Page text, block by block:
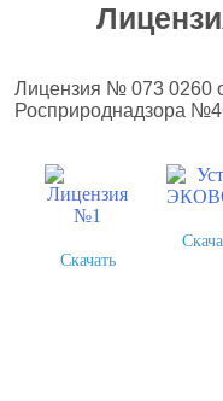
Лицензия № 073 0260
Росприроднадзора
Скачать